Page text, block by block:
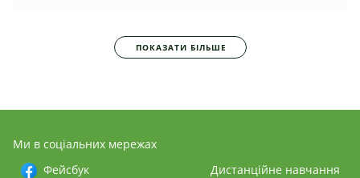
ПОКАЗАТИ БІЛЬШЕ
Ми в соціальних мережах
Фейсбук
Дистанційне навчання